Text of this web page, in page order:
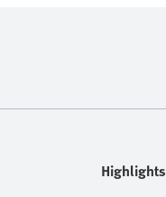
Highlights